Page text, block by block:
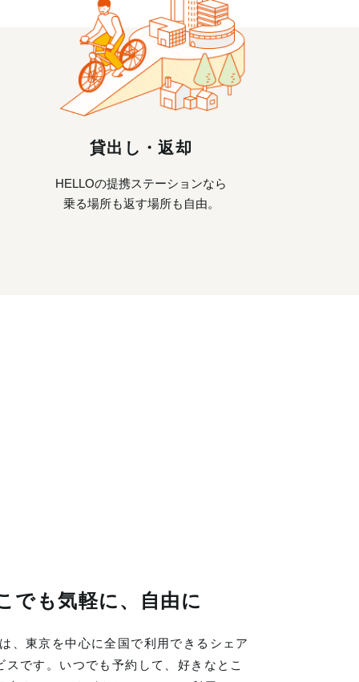
貸出し・返却
HELLOの提携ステーションなら
乗る場所も返す場所も自由。
でも気軽に、自由に
、東京を中心に全国で利用できるシェア
スです。いつでも予約して、好きなとこ